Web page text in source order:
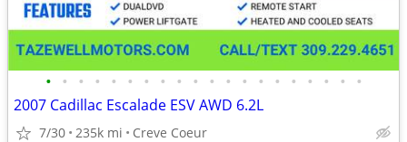
• • • • • • • • • • • • • • • • • • • •
2007 Cadillac Escalade ESV AWD 6.2L
7/30 235k mi Creve Coeur